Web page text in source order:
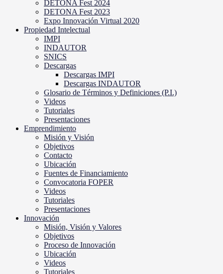
DETONA Fest 2024
DETONA Fest 2023
Expo Innovación Virtual 2020
Propiedad Intelectual
IMPI
INDAUTOR
SNICS
Descargas
Descargas IMPI
Descargas INDAUTOR
Glosario de Términos y Definiciones (P.I.)
Videos
Tutoriales
Presentaciones
Emprendimiento
Misión y Visión
Objetivos
Contacto
Ubicación
Fuentes de Financiamiento
Convocatoria FOPER
Videos
Tutoriales
Presentaciones
Innovación
Misión, Visión y Valores
Objetivos
Proceso de Innovación
Ubicación
Videos
Tutoriales